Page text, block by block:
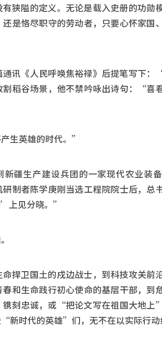
狭隘的定义。无论是载入史册的功勋
是恪尽职守的劳动者，只要心怀家国
讯《人民呼唤焦裕禄》后提笔写下：
稻谷场景，他不禁吟咏出诗句：“喜
生英雄的时代。”
新疆生产建设兵团的一家现代农业装
制者陈学庚刚当选工程院院士后，总
上见分晓。”
捍卫国土的戍边战士，到科技攻关前
和生命践行初心使命的基层干部，到
刻忠诚，或“把论文写在祖国大地上
时代的英雄”们，无不在以实际行动